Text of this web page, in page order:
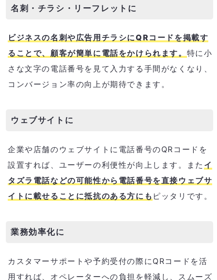
名刺・チラシ・リーフレットに
ビジネスの名刺や広告用チラシにQRコードを掲載す
ることで、顧客が簡単に電話をかけられます。 特に小
さな文字の電話番号を見て入力する手間がなくなり、
コンバージョン率の向上が期待できます。
ウェブサイトに
企業や店舗のウェブサイトに電話番号のQRコードを
設置すれば、ユーザーの利便性が向上します。また イ
タズラ電話などの可能性から電話番号を直接ウェブサ
イトに載せることに抵抗のある方にも ピッタリです。
業務効率化に
カスタマーサポートや予約受付の際にQRコードを活
用すれば、オペレーターへの負担を軽減し、スムーズ